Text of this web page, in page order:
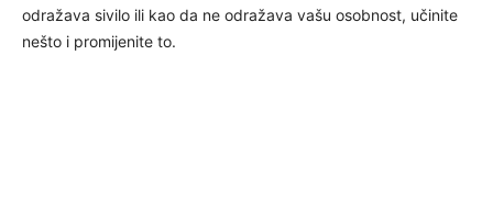
odražava sivilo ili kao da ne odražava vašu osobnost, učinite
nešto i promijenite to.